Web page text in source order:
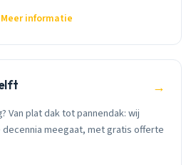
Meer informatie
→
Van plat dak tot pannendak: wij
meegaat, met gratis offerte